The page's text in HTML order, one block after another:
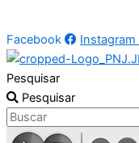
Facebook
Instagram
Pesquisar
Pesquisar